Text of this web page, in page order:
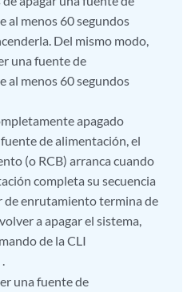
al menos 60 segundos
Del mismo modo,
una fuente de
al menos 60 segundos
apagado
de alimentación, el
(o RCB) arranca cuando
completa su secuencia
de enrutamiento termina de
a apagar el sistema,
de la CLI
una fuente de